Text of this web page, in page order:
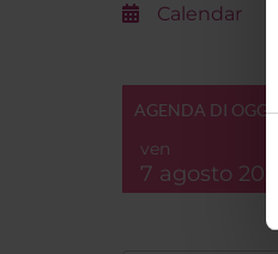
Calendar
AGENDA DI OGGI
ven
7 agosto 2026